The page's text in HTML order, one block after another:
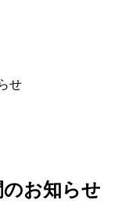
せ
のお知らせ